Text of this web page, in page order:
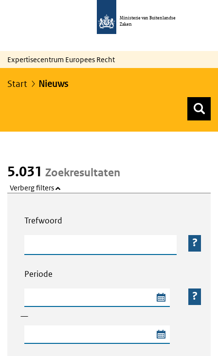
Ministerie van Buitenlandse
Zaken
Expertisecentrum Europees Recht
Start Nieuws
5.031 Zoekresultaten
Verberg filters
Trefwoord
Periode
—